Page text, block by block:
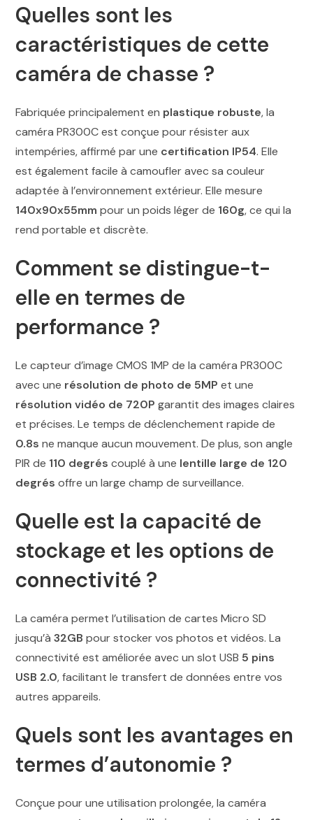
Quelles sont les
caractéristiques de cette
caméra de chasse ?
Fabriquée principalement en plastique robuste, la
caméra PR300C est conçue pour résister aux
intempéries, affirmé par une certification IP54. Elle
est également facile à camoufler avec sa couleur
adaptée à l’environnement extérieur. Elle mesure
140x90x55mm pour un poids léger de 160g, ce qui la
rend portable et discrète.
Comment se distingue-t-
elle en termes de
performance ?
Le capteur d’image CMOS 1MP de la caméra PR300C
avec une résolution de photo de 5MP et une
résolution vidéo de 720P garantit des images claires
et précises. Le temps de déclenchement rapide de
0.8s ne manque aucun mouvement. De plus, son angle
PIR de 110 degrés couplé à une lentille large de 120
degrés offre un large champ de surveillance.
Quelle est la capacité de
stockage et les options de
connectivité ?
La caméra permet l’utilisation de cartes Micro SD
jusqu’à32GB pour stocker vos photos et vidéos. La
connectivité est améliorée avec un slot USB 5 pins
USB 2.0, facilitant le transfert de données entre vos
autres appareils.
Quels sont les avantages en
termes d’autonomie ?
Conçue pour une utilisation prolongée, la caméra